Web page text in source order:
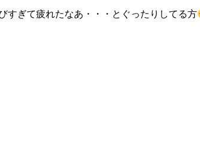
すぎて疲れたなあ・・・とぐったりしてる方